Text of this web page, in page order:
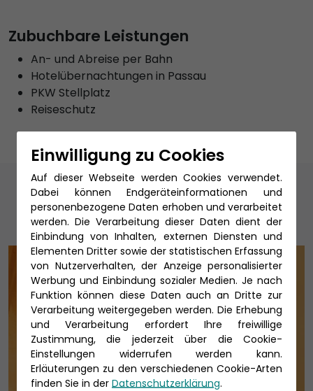
Zubuchbare Leistungen
An- und Abreise per Bahn
Hotelübernachtungen in Passau
PKW Stellplatz
Reiseschutz
Unsere Reiseexperten
Einwilligung zu Cookies
Auf dieser Webseite werden Cookies verwendet.
Dabei können Endgeräteinformationen und
personenbezogene Daten erhoben und verarbeitet
werden. Die Verarbeitung dieser Daten dient der
Einbindung von Inhalten, externen Diensten und
Elementen Dritter sowie der statistischen Erfassung
von Nutzerverhalten, der Anzeige personalisierter
Werbung und Einbindung sozialer Medien. Je nach
Funktion können diese Daten auch an Dritte zur
Verarbeitung weitergegeben werden. Die Erhebung
und Verarbeitung erfordert Ihre freiwillige
Zustimmung, die jederzeit über die Cookie-
Einstellungen widerrufen werden kann.
Erläuterungen zu den verschiedenen Cookie-Arten
finden Sie in der Datenschutzerklärung.